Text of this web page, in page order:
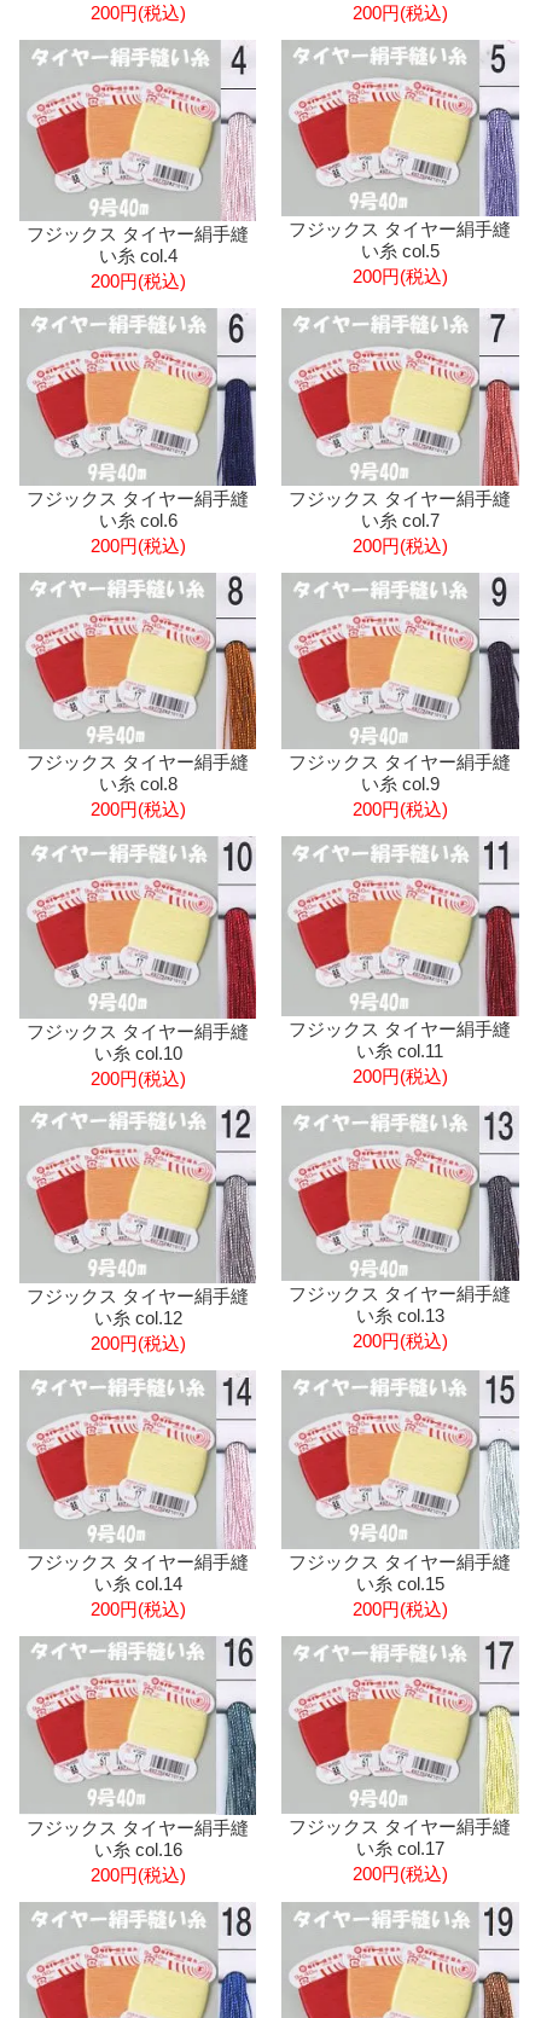
200円(税込)
200円(税込)
フジックス タイヤー絹手縫
い糸 col.4
200円(税込)
フジックス タイヤー絹手縫
い糸 col.5
200円(税込)
フジックス タイヤー絹手縫
い糸 col.6
200円(税込)
フジックス タイヤー絹手縫
い糸 col.7
200円(税込)
フジックス タイヤー絹手縫
い糸 col.8
200円(税込)
フジックス タイヤー絹手縫
い糸 col.9
200円(税込)
フジックス タイヤー絹手縫
い糸 col.10
200円(税込)
フジックス タイヤー絹手縫
い糸 col.11
200円(税込)
フジックス タイヤー絹手縫
い糸 col.12
200円(税込)
フジックス タイヤー絹手縫
い糸 col.13
200円(税込)
フジックス タイヤー絹手縫
い糸 col.14
200円(税込)
フジックス タイヤー絹手縫
い糸 col.15
200円(税込)
フジックス タイヤー絹手縫
い糸 col.16
200円(税込)
フジックス タイヤー絹手縫
い糸 col.17
200円(税込)